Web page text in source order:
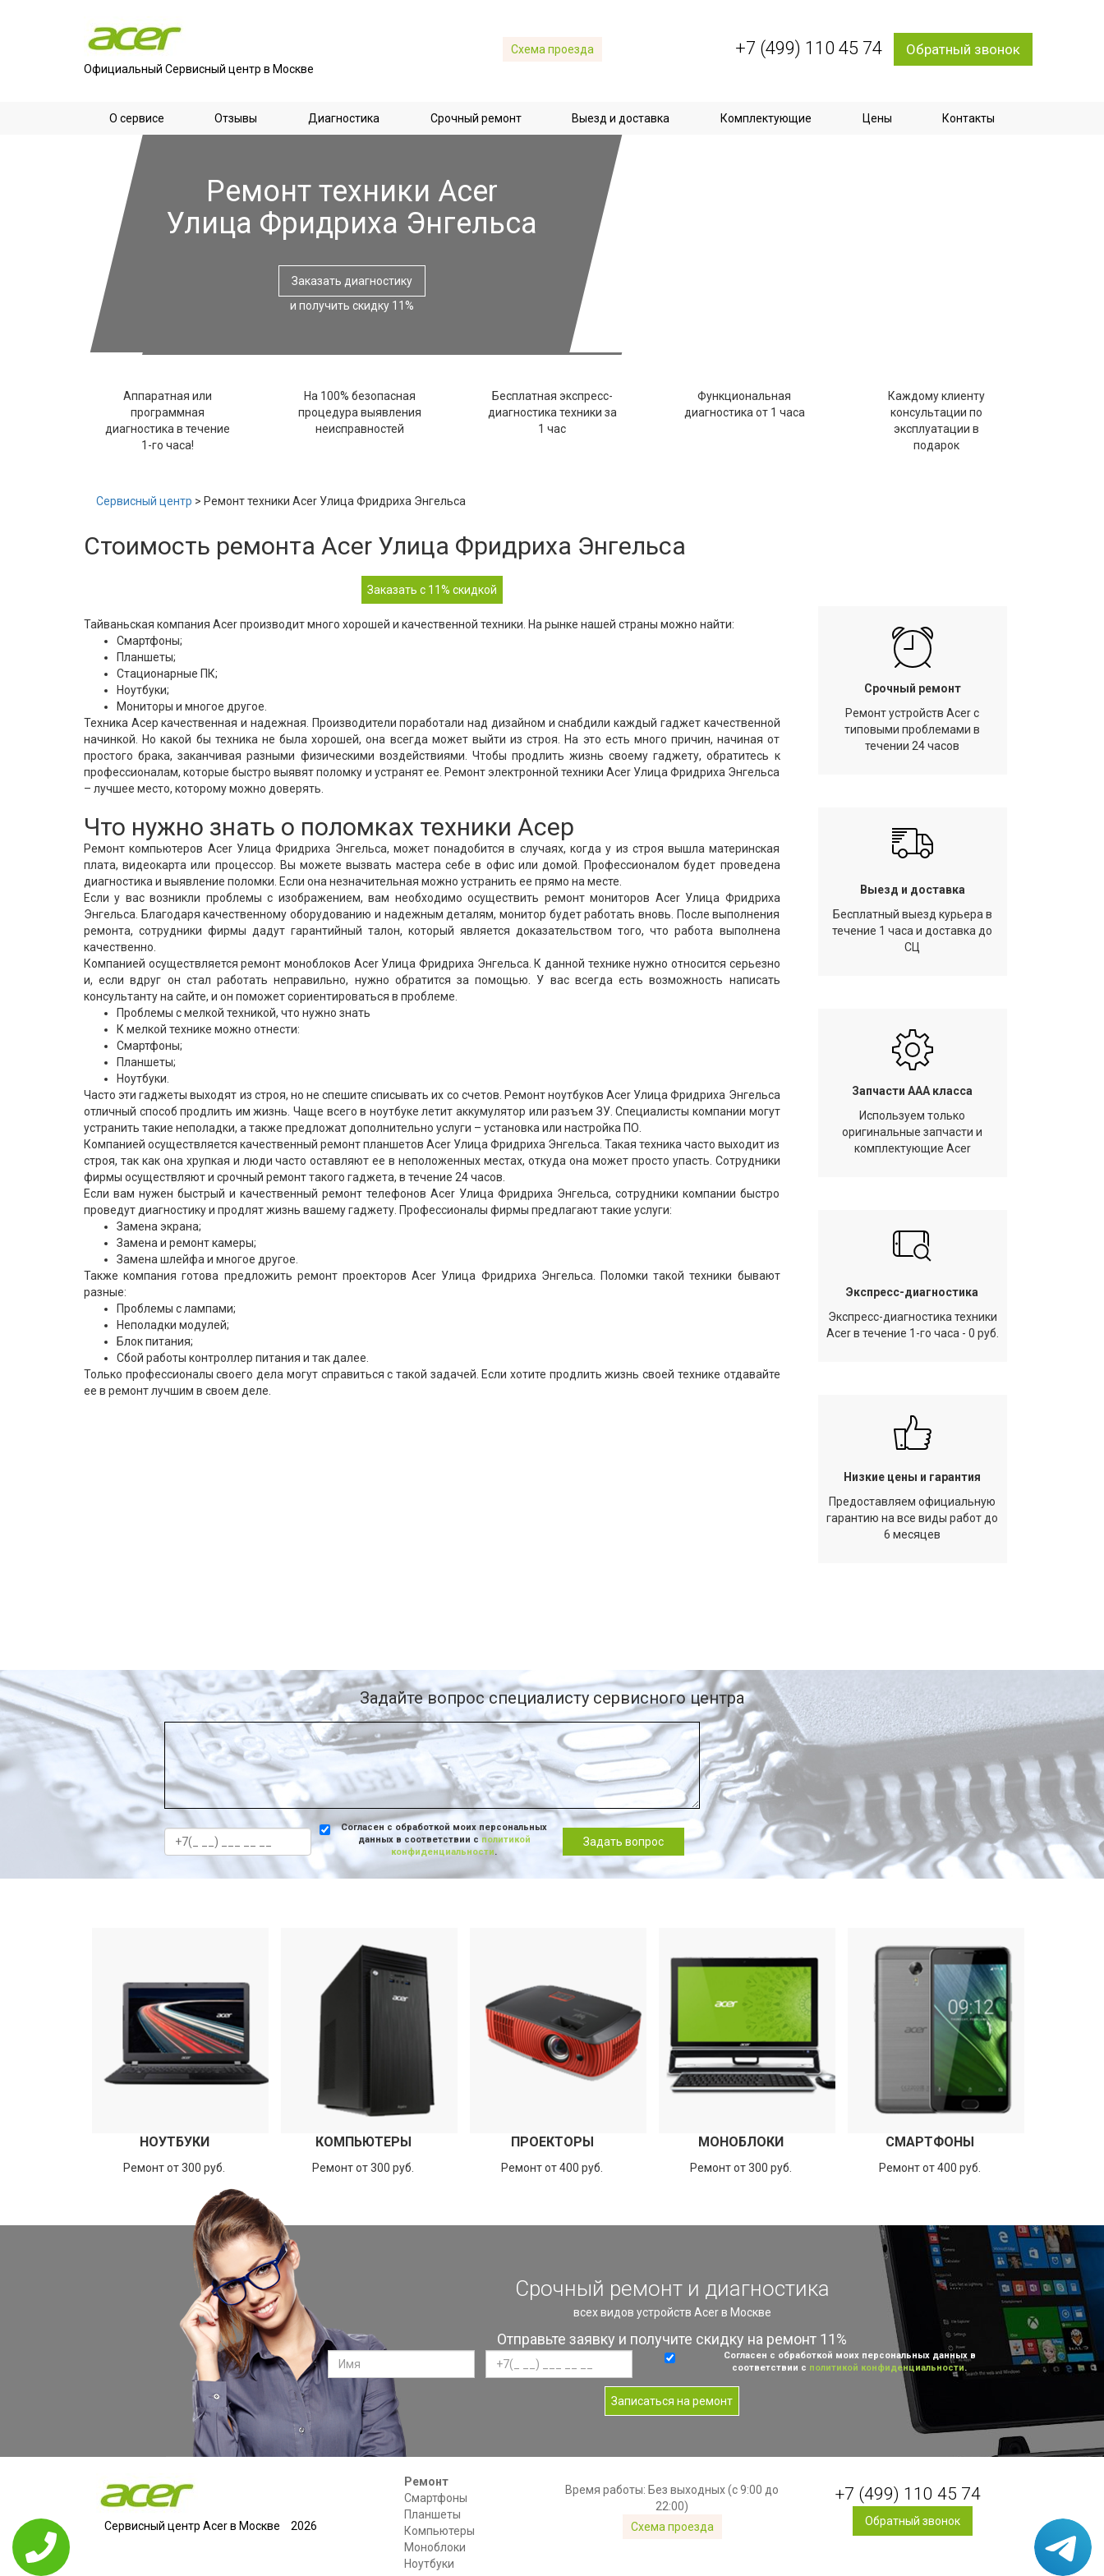
Официальный Сервисный центр в Москве
Схема проезда +7 (499) 110 45 74 Обратный звонок
О сервисе Отзывы Диагностика Срочный ремонт Выезд и доставка Комплектующие Цены Контакты
Ремонт техники Acer
Улица Фридриха Энгельса
Заказать диагностику
и получить скидку 11%
Аппаратная или
программная
диагностика в течение
1-го часа!
На 100% безопасная
процедура выявления
неисправностей
Бесплатная экспресс-
диагностика техники за
1 час
Функциональная
диагностика от 1 часа
Каждому клиенту
консультации по
эксплуатации в
подарок
Сервисный центр > Ремонт техники Acer Улица Фридриха Энгельса
Стоимость ремонта Acer Улица Фридриха Энгельса
Заказать с 11% скидкой
Тайваньская компания Acer производит много хорошей и качественной техники. На рынке нашей страны можно найти:
Смартфоны;
Планшеты;
Стационарные ПК;
Ноутбуки;
Мониторы и многое другое.
Техника Асер качественная и надежная. Производители поработали над дизайном и снабдили каждый гаджет качественной
начинкой. Но какой бы техника не была хорошей, она всегда может выйти из строя. На это есть много причин, начиная от
простого брака, заканчивая разными физическими воздействиями. Чтобы продлить жизнь своему гаджету, обратитесь к
профессионалам, которые быстро выявят поломку и устранят ее. Ремонт электронной техники Acer Улица Фридриха Энгельса
– лучшее место, которому можно доверять.
Что нужно знать о поломках техники Асер
Ремонт компьютеров Acer Улица Фридриха Энгельса, может понадобится в случаях, когда у из строя вышла материнская
плата, видеокарта или процессор. Вы можете вызвать мастера себе в офис или домой. Профессионалом будет проведена
диагностика и выявление поломки. Если она незначительная можно устранить ее прямо на месте.
Если у вас возникли проблемы с изображением, вам необходимо осуществить ремонт мониторов Acer Улица Фридриха
Энгельса. Благодаря качественному оборудованию и надежным деталям, монитор будет работать вновь. После выполнения
ремонта, сотрудники фирмы дадут гарантийный талон, который является доказательством того, что работа выполнена
качественно.
Компанией осуществляется ремонт моноблоков Acer Улица Фридриха Энгельса. К данной технике нужно относится серьезно
и, если вдруг он стал работать неправильно, нужно обратится за помощью. У вас всегда есть возможность написать
консультанту на сайте, и он поможет сориентироваться в проблеме.
Проблемы с мелкой техникой, что нужно знать
К мелкой технике можно отнести:
Смартфоны;
Планшеты;
Ноутбуки.
Часто эти гаджеты выходят из строя, но не спешите списывать их со счетов. Ремонт ноутбуков Acer Улица Фридриха Энгельса
отличный способ продлить им жизнь. Чаще всего в ноутбуке летит аккумулятор или разъем ЗУ. Специалисты компании могут
устранить такие неполадки, а также предложат дополнительно услуги – установка или настройка ПО.
Компанией осуществляется качественный ремонт планшетов Acer Улица Фридриха Энгельса. Такая техника часто выходит из
строя, так как она хрупкая и люди часто оставляют ее в неположенных местах, откуда она может просто упасть. Сотрудники
фирмы осуществляют и срочный ремонт такого гаджета, в течение 24 часов.
Если вам нужен быстрый и качественный ремонт телефонов Acer Улица Фридриха Энгельса, сотрудники компании быстро
проведут диагностику и продлят жизнь вашему гаджету. Профессионалы фирмы предлагают такие услуги:
Замена экрана;
Замена и ремонт камеры;
Замена шлейфа и многое другое.
Также компания готова предложить ремонт проекторов Acer Улица Фридриха Энгельса. Поломки такой техники бывают
разные:
Проблемы с лампами;
Неполадки модулей;
Блок питания;
Сбой работы контроллер питания и так далее.
Только профессионалы своего дела могут справиться с такой задачей. Если хотите продлить жизнь своей технике отдавайте
ее в ремонт лучшим в своем деле.
Срочный ремонт
Ремонт устройств Acer с
типовыми проблемами в
течении 24 часов
Выезд и доставка
Бесплатный выезд курьера в
течение 1 часа и доставка до
СЦ
Запчасти AAA класса
Используем только
оригинальные запчасти и
комплектующие Acer
Экспресс-диагностика
Экспресс-диагностика техники
Acer в течение 1-го часа - 0 руб.
Низкие цены и гарантия
Предоставляем официальную
гарантию на все виды работ до
6 месяцев
Задайте вопрос специалисту сервисного центра
Согласен с обработкой моих персональных
данных в соответствии сполитикой
конфиденциальности.
Задать вопрос
НОУТБУКИ
Ремонт от 300 руб.
КОМПЬЮТЕРЫ
Ремонт от 300 руб.
ПРОЕКТОРЫ
Ремонт от 400 руб.
МОНОБЛОКИ
Ремонт от 300 руб.
СМАРТФОНЫ
Ремонт от 400 руб.
Срочный ремонт и диагностика
всех видов устройств Acer в Москве
Отправьте заявку и получите скидку на ремонт 11%
Согласен с обработкой моих персональных данных в
соответствии с политикой конфиденциальности.
Записаться на ремонт
Сервисный центр Acer в Москве 2026
Ремонт
Смартфоны
Планшеты
Компьютеры
Моноблоки
Ноутбуки
Время работы: Без выходных (с 9:00 до
22:00)
Схема проезда
+7 (499) 110 45 74
Обратный звонок